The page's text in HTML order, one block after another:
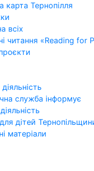
карта Тернопілля
всіх
читання «Reading for
служба інформує
дітей
матеріали